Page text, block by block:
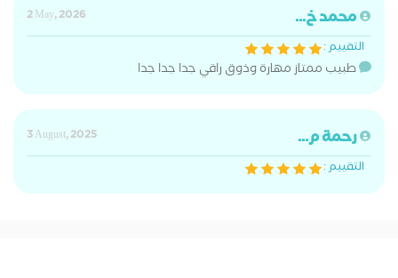
محمد خ...
2 May, 2026
التقييم :
طبيب ممتاز مهارة وذوق راقي جدا جدا جدا
رحمة م...
3 August, 2025
التقييم :